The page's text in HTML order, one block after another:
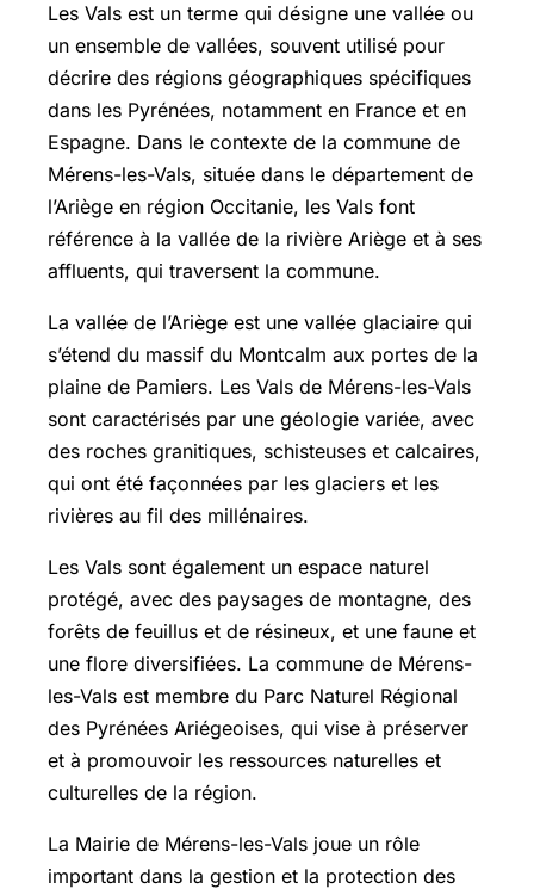
Les Vals est un terme qui désigne une vallée ou
un ensemble de vallées, souvent utilisé pour
décrire des régions géographiques spécifiques
dans les Pyrénées, notamment en France et en
Espagne. Dans le contexte de la commune de
Mérens-les-Vals, située dans le département de
l’Ariège en région Occitanie, les Vals font
référence à la vallée de la rivière Ariège et à ses
affluents, qui traversent la commune.
La vallée de l’Ariège est une vallée glaciaire qui
s’étend du massif du Montcalm aux portes de la
plaine de Pamiers. Les Vals de Mérens-les-Vals
sont caractérisés par une géologie variée, avec
des roches granitiques, schisteuses et calcaires,
qui ont été façonnées par les glaciers et les
rivières au fil des millénaires.
Les Vals sont également un espace naturel
protégé, avec des paysages de montagne, des
forêts de feuillus et de résineux, et une faune et
une flore diversifiées. La commune de Mérens-
les-Vals est membre du Parc Naturel Régional
des Pyrénées Ariégeoises, qui vise à préserver
et à promouvoir les ressources naturelles et
culturelles de la région.
La Mairie de Mérens-les-Vals joue un rôle
important dans la gestion et la protection des